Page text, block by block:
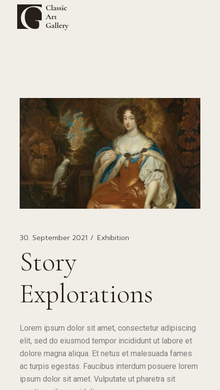
30. September 2021 Exhibition
Story
Explorations
Lorem ipsum dolor sit amet, consectetur adipiscing
elit, sed do eiusmod tempor incididunt ut labore et
dolore magna aliqua. Et netus et malesuada fames
ac turpis egestas. Faucibus interdum posuere lorem
ipsum dolor sit amet. Vulputate ut pharetra sit